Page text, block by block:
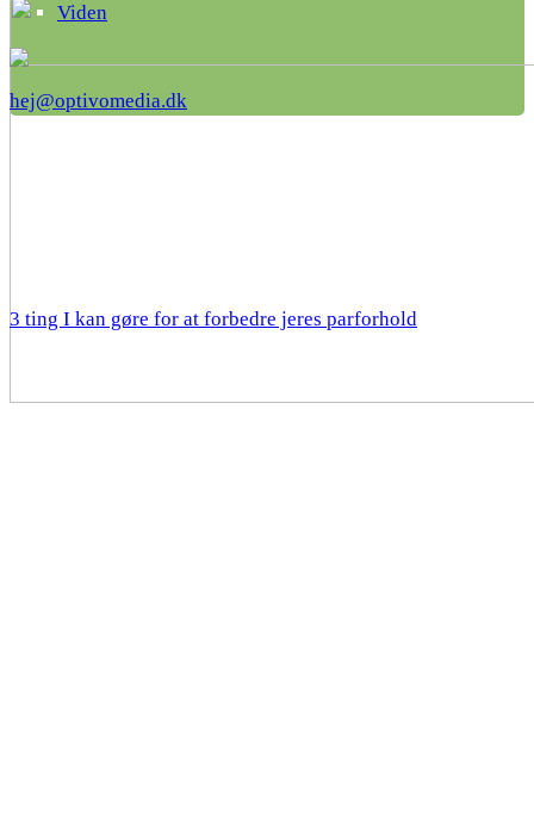
3 ting I kan gøre for at forbedre jeres parforhold
Viden
hej@optivomedia.dk